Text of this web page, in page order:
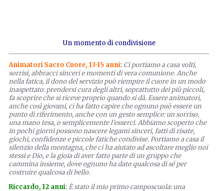
Un momento di condivisione
Animatori Sacro Cuore, 13-15 anni: Ci portiamo a casa volti,
sorrisi, abbracci sinceri e momenti di vera comunione. Anche
nella fatica, il dono del servizio può riempire il cuore in un modo
inaspettato: prendersi cura degli altri, soprattutto dei più piccoli,
fa scoprire che si riceve proprio quando si dà. Essere animatori,
anche così giovani, ci ha fatto capire che ognuno può essere un
punto di riferimento, anche con un gesto semplice: un sorriso,
una mano tesa, o semplicemente l’esserci. Abbiamo scoperto che
in pochi giorni possono nascere legami sinceri, fatti di risate,
giochi, confidenze e piccole fatiche condivise. Portiamo a casa il
silenzio della montagna, che ci ha aiutato ad ascoltare meglio noi
stessi e Dio, e la gioia di aver fatto parte di un gruppo che
cammina insieme, dove ognuno ha dato qualcosa di sé per
costruire qualcosa di bello.
Riccardo, 12 anni: È stato il mio primo camposcuola: una